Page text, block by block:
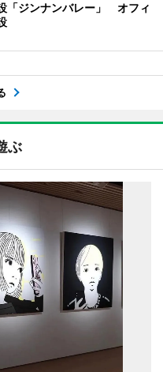
「ジンナンバレー」 オフィ
ぶ